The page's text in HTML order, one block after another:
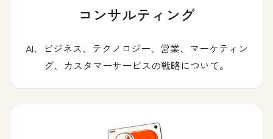
コンサルティング
AI、ビジネス、テクノロジー、営業、マーケティン
グ、カスタマーサービスの戦略について。